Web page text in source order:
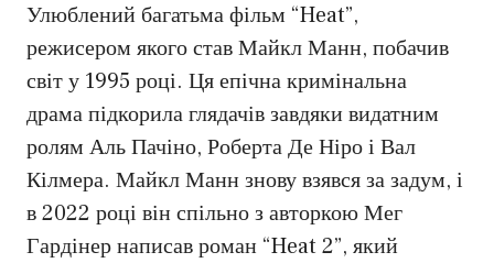
Улюблений багатьма фільм “Heat”,
режисером якого став Майкл Манн, побачив
світ у 1995 році. Ця епічна кримінальна
драма підкорила глядачів завдяки видатним
ролям Аль Пачіно, Роберта Де Ніро і Вал
Кілмера. Майкл Манн знову взявся за задум, і
в 2022 році він спільно з авторкою Мег
Гардінер написав роман “Heat 2”, який